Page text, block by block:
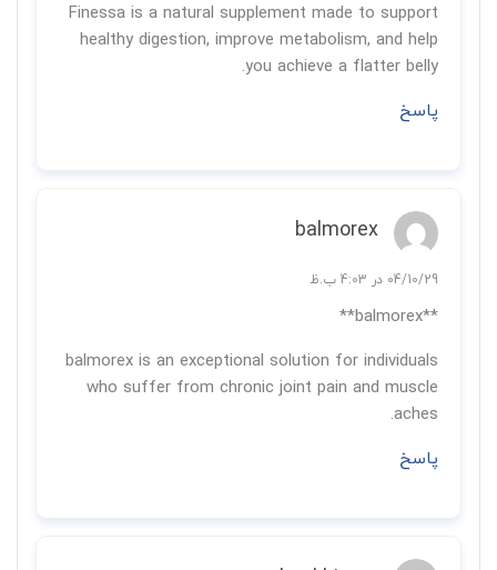
Finessa is a natural supplement made to support
healthy digestion, improve metabolism, and help
you achieve a flatter belly.
پاسخ
balmorex
04/10/29 در 4:03 ب.ظ
**balmorex**
balmorex is an exceptional solution for individuals
who suffer from chronic joint pain and muscle
aches.
پاسخ